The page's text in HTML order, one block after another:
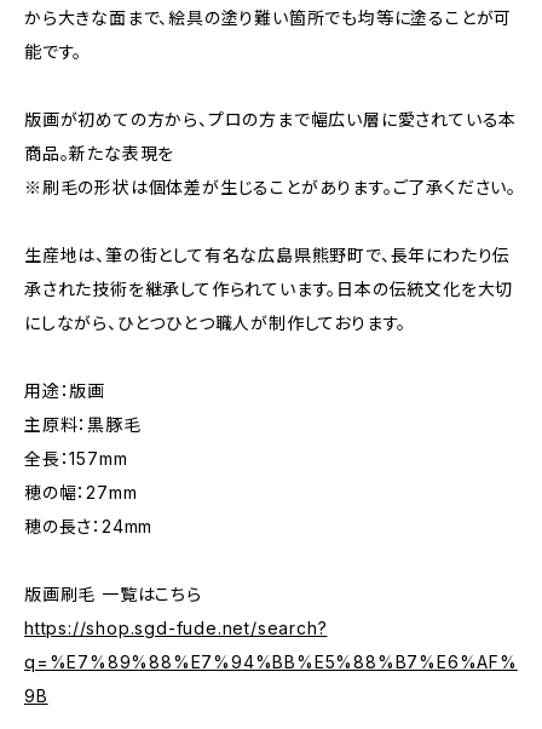
から大きな面まで、絵具の塗り難い箇所でも均等に塗ることが可
能です。
版画が初めての方から、プロの方まで幅広い層に愛されている本
商品。新たな表現を
※刷毛の形状は個体差が生じることがあります。ご了承ください。
生産地は、筆の街として有名な広島県熊野町で、長年にわたり伝
承された技術を継承して作られています。日本の伝統文化を大切
にしながら、ひとつひとつ職人が制作しております。
用途：版画
主原料：黒豚毛
全長：157mm
穂の幅：27mm
穂の長さ：24mm
版画刷毛 一覧はこちら
https://shop.sgd-fude.net/search?
q=%E7%89%88%E7%94%BB%E5%88%B7%E6%AF%
9B